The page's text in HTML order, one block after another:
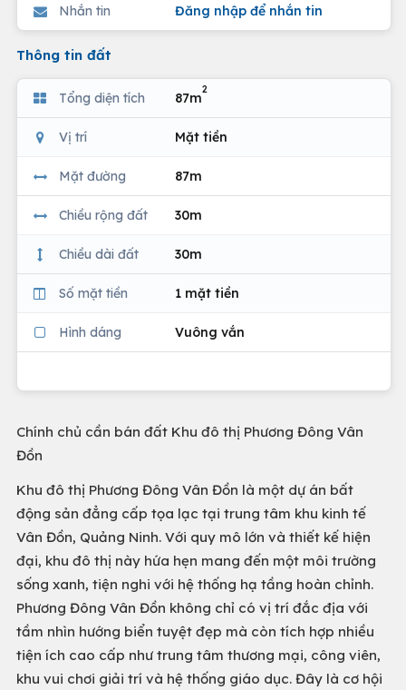
Nhắn tin Đăng nhập để nhắn tin
Thông tin đất
Tổng diện tích 87m
2
Vị trí Mặt tiền
Mặt đường 87m
Chiều rộng đất 30m
Chiều dài đất 30m
Số mặt tiền 1 mặt tiền
Hình dáng Vuông vắn
Chính chủ cần bán đất Khu đô thị Phương Đông Vân
Đồn
Khu đô thị Phương Đông Vân Đồn là một dự án bất
động sản đẳng cấp tọa lạc tại trung tâm khu kinh tế
Vân Đồn, Quảng Ninh. Với quy mô lớn và thiết kế hiện
đại, khu đô thị này hứa hẹn mang đến một môi trường
sống xanh, tiện nghi với hệ thống hạ tầng hoàn chỉnh.
Phương Đông Vân Đồn không chỉ có vị trí đắc địa với
tầm nhìn hướng biển tuyệt đẹp mà còn tích hợp nhiều
tiện ích cao cấp như trung tâm thương mại, công viên,
khu vui chơi giải trí và hệ thống giáo dục. Đây là cơ hội